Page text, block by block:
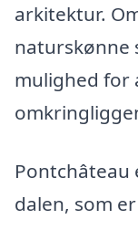
arkitektur.
naturskønne
mulighed for
Pontchâteau
dalen, som